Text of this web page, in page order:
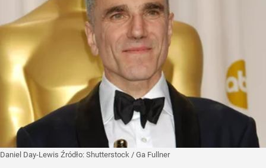
Daniel Day-Lewis Źródło: Shutterstock / Ga Fullner